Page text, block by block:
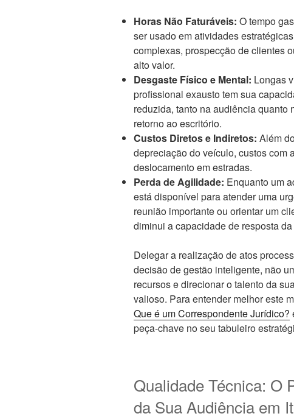
Horas Não Faturáveis: O tempo
ser usado em atividades
complexas, prospecção de clientes
alto valor.
Desgaste Físico e Mental: Longas
profissional exausto tem sua
reduzida, tanto na audiência quanto
retorno ao escritório.
Custos Diretos e Indiretos: Além
depreciação do veículo, custos com
deslocamento em estradas.
Perda de Agilidade: Enquanto um
está disponível para atender uma
reunião importante ou orientar um
diminui a capacidade de resposta
Delegar a realização de atos
decisão de gestão inteligente, não
recursos e direcionar o talento da
valioso. Para entender melhor este
Que é um Correspondente Jurídico?
peça-chave no seu tabuleiro
Qualidade Técnica: O
da Sua Audiência em